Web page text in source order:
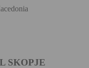
SKOPJE